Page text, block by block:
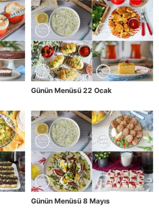
Günün Menüsü 22 Ocak
Günün Menüsü 8 Mayıs